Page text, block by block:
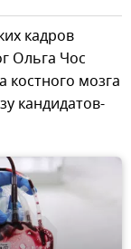
кадров
Ольга Чос
костного мозга
кандидатов-